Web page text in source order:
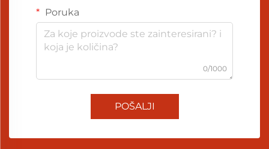
Poruka
0/1000
POŠALJI